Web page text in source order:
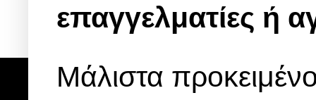
επαγγελματίες ή
Μάλιστα